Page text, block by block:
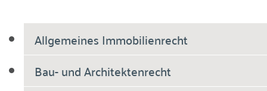
Allgemeines Immobilienrecht
Bau- und Architektenrecht